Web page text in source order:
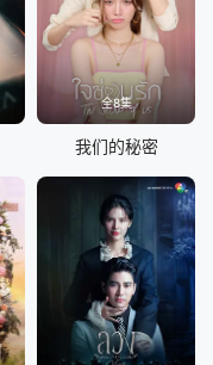
全8集
我们的秘密